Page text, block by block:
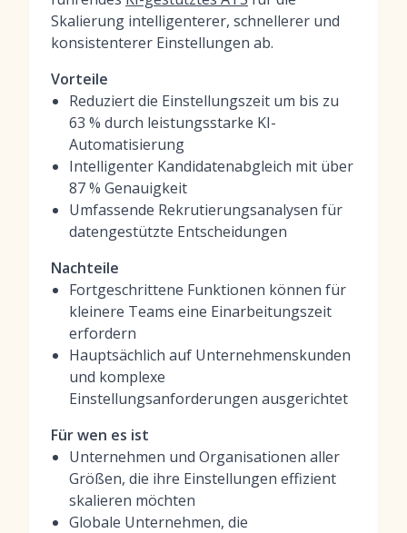
Skalierung intelligenterer, schnellerer und
konsistenterer Einstellungen ab.
Vorteile
Reduziert die Einstellungszeit um bis zu
63 % durch leistungsstarke KI-
Automatisierung
Intelligenter Kandidatenabgleich mit über
87 % Genauigkeit
Umfassende Rekrutierungsanalysen für
datengestützte Entscheidungen
Nachteile
Fortgeschrittene Funktionen können für
kleinere Teams eine Einarbeitungszeit
erfordern
Hauptsächlich auf Unternehmenskunden
und komplexe
Einstellungsanforderungen ausgerichtet
Für wen es ist
Unternehmen und Organisationen aller
Größen, die ihre Einstellungen effizient
skalieren möchten
Globale Unternehmen, die